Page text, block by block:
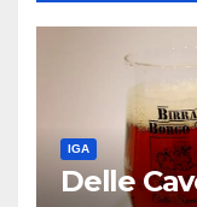
IGA
Delle